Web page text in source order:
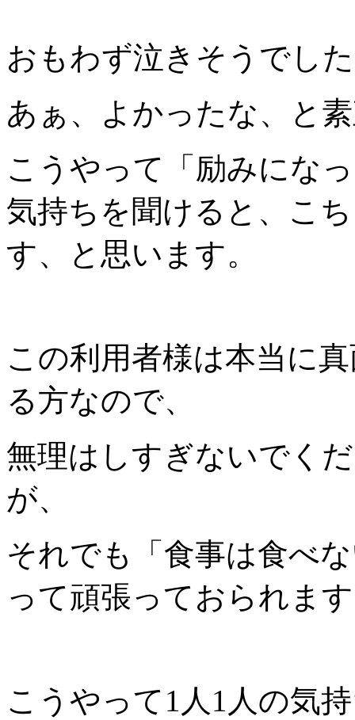
おもわず泣きそうでし
あぁ、よかったな、と
こうやって「励みにな
気持ちを聞けると、こ
す、と思います。
この利用者様は本当に
る方なので、
無理はしすぎないでく
が、
それでも「食事は食べ
って頑張っておられま
こうやって1人1人の気